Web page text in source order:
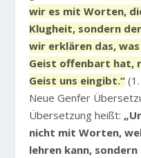
wir es mit Worten,
Klugheit, sondern
wir erklären das,
Geist offenbart hat,
Geist uns eingibt.“
Neue Genfer
Übersetzung heißt:
nicht mit Worten,
lehren kann,